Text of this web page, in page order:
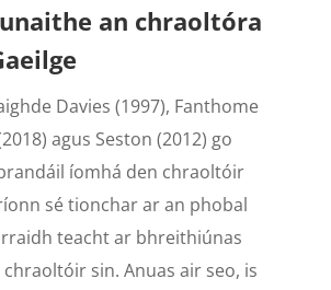
an chraoltóra
Davies (1997), Fanthome
agus Seston (2012) go
íomhá den chraoltóir
sé tionchar ar an phobal
teacht ar bhreithiúnas
sin. Anuas air seo, is